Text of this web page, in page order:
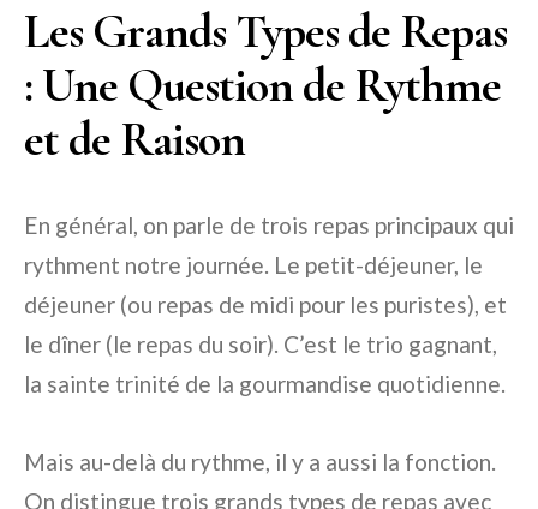
Les Grands Types de Repas
: Une Question de Rythme
et de Raison
En général, on parle de trois repas principaux qui
rythment notre journée. Le petit-déjeuner, le
déjeuner (ou repas de midi pour les puristes), et
le dîner (le repas du soir). C’est le trio gagnant,
la sainte trinité de la gourmandise quotidienne.
Mais au-delà du rythme, il y a aussi la fonction.
On distingue trois grands types de repas avec